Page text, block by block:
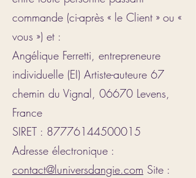
commande (ci-après « le Client » ou «
vous ») et :
Angélique Ferretti, entrepreneure
individuelle (EI) Artiste-auteure 67
chemin du Vignal, 06670 Levens,
France
SIRET : 87776144500015
Adresse électronique :
contact@luniversdangie.com Site :